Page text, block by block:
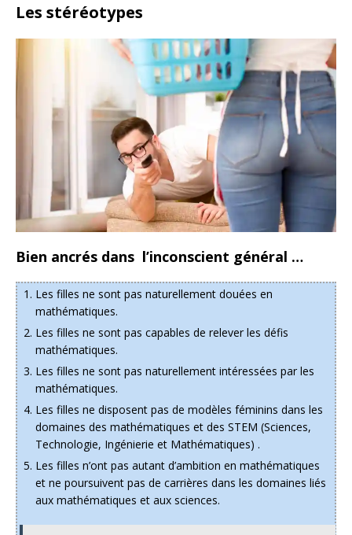
Les stéréotypes
Bien ancrés dans l’inconscient général …
Les filles ne sont pas naturellement douées en
mathématiques.
Les filles ne sont pas capables de relever les défis
mathématiques.
Les filles ne sont pas naturellement intéressées par les
mathématiques.
Les filles ne disposent pas de modèles féminins dans les
domaines des mathématiques et des STEM (Sciences,
Technologie, Ingénierie et Mathématiques) .
Les filles n’ont pas autant d’ambition en mathématiques
et ne poursuivent pas de carrières dans les domaines liés
aux mathématiques et aux sciences.